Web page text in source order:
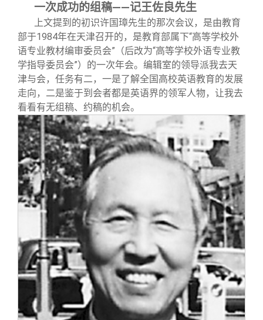
一次成功的组稿——记王佐良先生
上文提到的初识许国璋先生的那次会议，是由教育
部于1984年在天津召开的，是教育部属下“高等学校外
语专业教材编审委员会”（后改为“高等学校外语专业教
学指导委员会”）的一次年会。编辑室的领导派我去天
津与会，任务有二，一是了解全国高校英语教育的发展
走向，二是鉴于到会者都是英语界的领军人物，让我去
看看有无组稿、约稿的机会。